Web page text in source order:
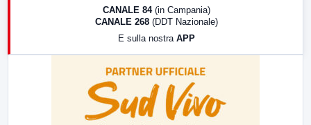
CANALE 84 (in Campania)
CANALE 268 (DDT Nazionale)
E sulla nostra APP